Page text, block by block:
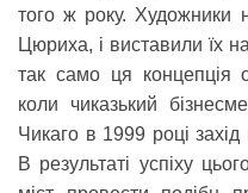
того ж року. Художники
Цюриха, і виставили їх
так само ця концепція
коли чиказький
Чикаго в 1999 році
В результаті успіху